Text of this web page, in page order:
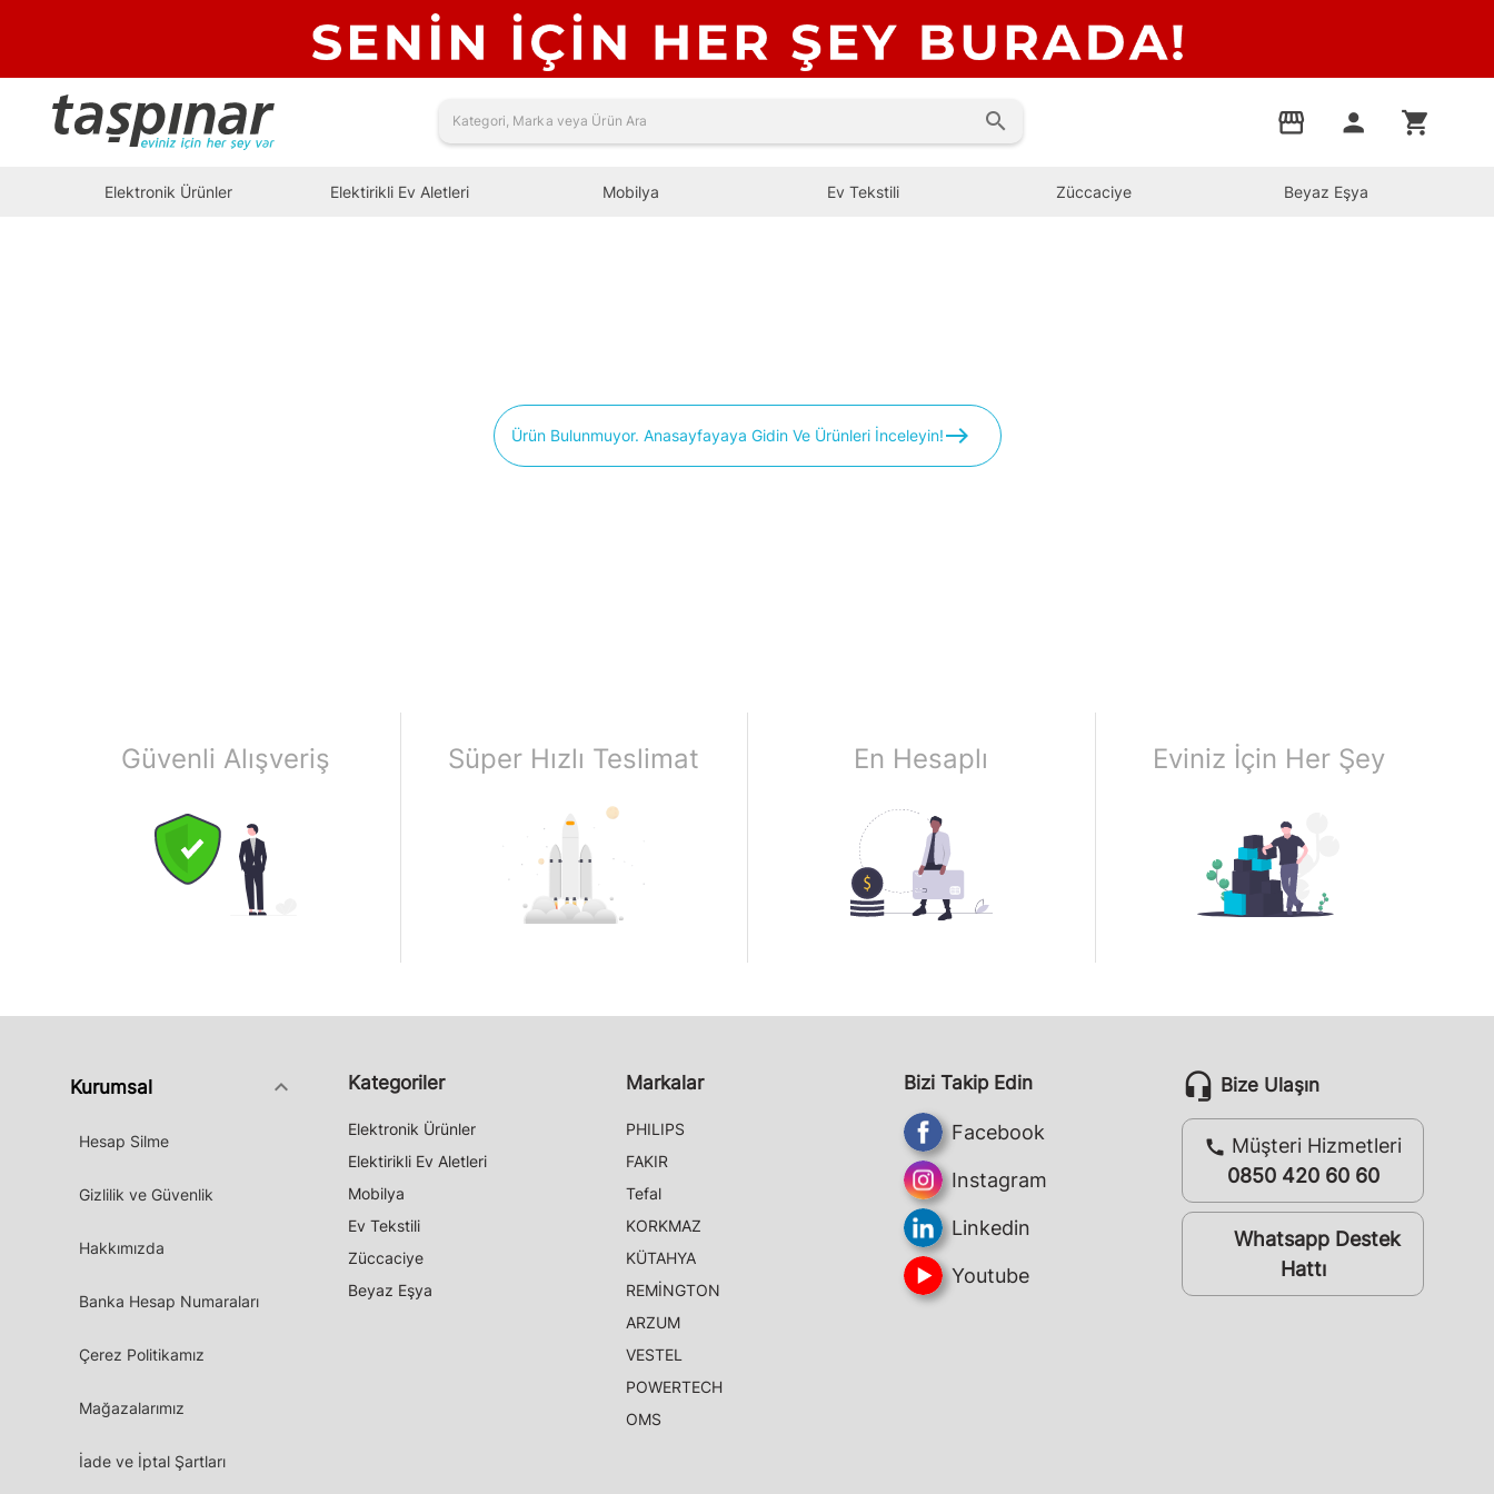
search storefront person shopping_cart
Elektronik Ürünler Elektirikli Ev Aletleri Mobilya Ev Tekstili Züccaciye Beyaz Eşya
Ürün Bulunmuyor. Anasayfayaya Gidin Ve Ürünleri İnceleyin!easts
Güvenli Alışveriş Süper Hızlı Teslimat En Hesaplı Eviniz İçin Her Şey
Kurumsal keyboard_arrow_down
Hesap Silme
Gizlilik ve Güvenlik
Hakkımızda
Banka Hesap Numaraları
Çerez Politikamız
Mağazalarımız
İade ve İptal Şartları
Kategoriler
Elektronik Ürünler
Elektirikli Ev Aletleri
Mobilya
Ev Tekstili
Züccaciye
Beyaz Eşya
Markalar
PHILIPS
FAKIR
Tefal
KORKMAZ
KÜTAHYA
REMİNGTON
ARZUM
VESTEL
POWERTECH
OMS
Bizi Takip Edin
Facebook
Instagram
Linkedin
Youtube
headset_mic Bize Ulaşın
call Müşteri Hizmetleri
0850 420 60 60
whatsappWhatsapp Destek
Hattı